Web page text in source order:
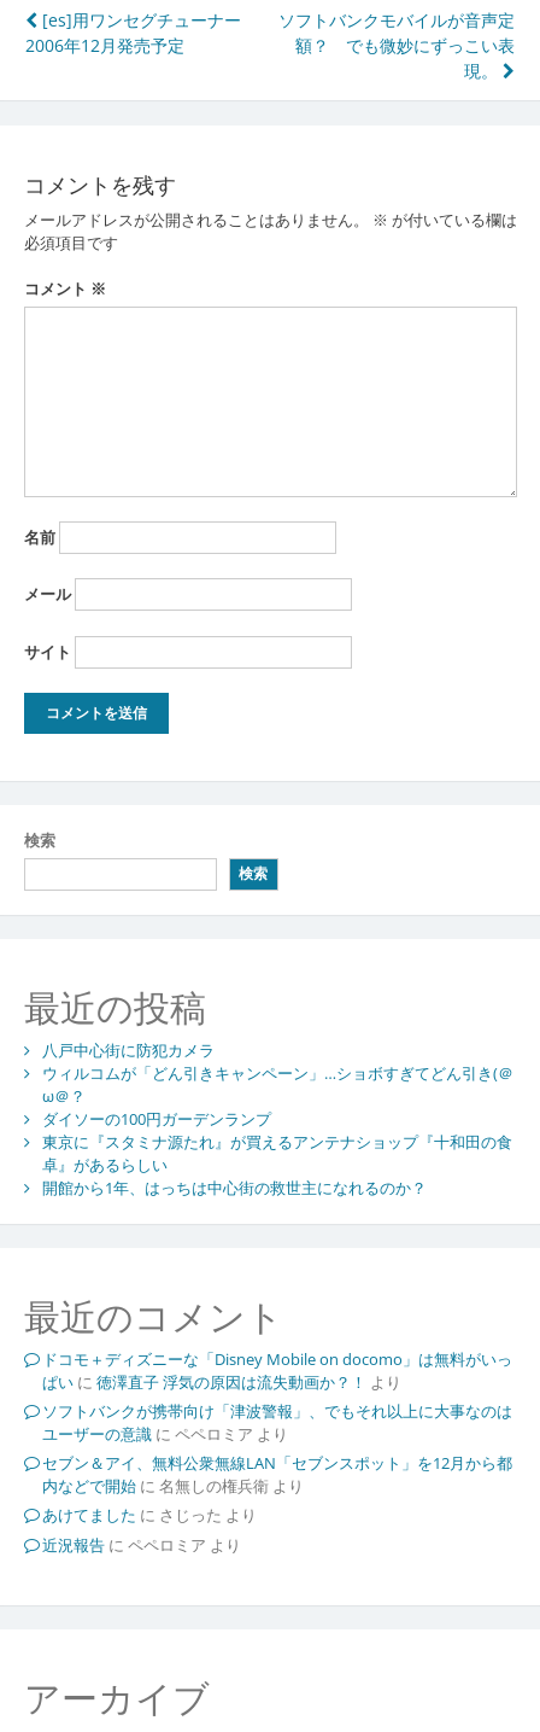
投
稿
ナ
ゲ
ー
シ
ョ
[es]用ワンセグチューナー
2006年12月発売予定
ソフトバンクモバイルが音声定
額？ でも微妙にずっこい表
現。
コメントを残す
メールアドレスが公開されることはありません。 ※ が付いている欄は
必須項目です
コメント ※
名前
メール
サイト
検索
検索
最近の投稿
八戸中心街に防犯カメラ
ウィルコムが「どん引きキャンペーン」…ショボすぎてどん引き(＠
ω＠？
ダイソーの100円ガーデンランプ
東京に『スタミナ源たれ』が買えるアンテナショップ『十和田の食
卓』があるらしい
開館から1年、はっちは中心街の救世主になれるのか？
最近のコメント
ドコモ＋ディズニーな「Disney Mobile on docomo」は無料がいっ
ぱいに 徳澤直子 浮気の原因は流失動画か？！ より
ソフトバンクが携帯向け「津波警報」、でもそれ以上に大事なのは
ユーザーの意識に ペペロミア より
セブン＆アイ、無料公衆無線LAN「セブンスポット」を12月から都
内などで開始に 名無しの権兵衛より
あけてました に さじった より
近況報告に ペペロミア より
アーカイブ